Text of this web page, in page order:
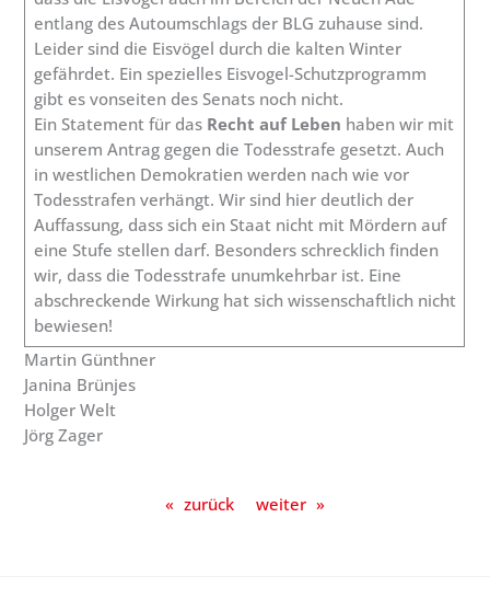
entlang des Autoumschlags der BLG zuhause sind.
Leider sind die Eisvögel durch die kalten Winter
gefährdet. Ein spezielles Eisvogel-Schutzprogramm
gibt es vonseiten des Senats noch nicht.
Ein Statement für das Recht auf Leben haben wir mit
unserem Antrag gegen die Todesstrafe gesetzt. Auch
in westlichen Demokratien werden nach wie vor
Todesstrafen verhängt. Wir sind hier deutlich der
Auffassung, dass sich ein Staat nicht mit Mördern auf
eine Stufe stellen darf. Besonders schrecklich finden
wir, dass die Todesstrafe unumkehrbar ist. Eine
abschreckende Wirkung hat sich wissenschaftlich nicht
bewiesen!
Martin Günthner
Janina Brünjes
Holger Welt
Jörg Zager
« zurück weiter »